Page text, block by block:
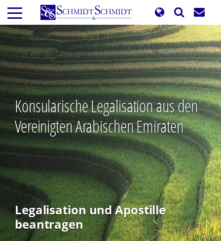
Direkt
zum
Inhalt
Konsularische Legalisation aus den
Vereinigten Arabischen Emiraten
Legalisation und Apostille
beantragen